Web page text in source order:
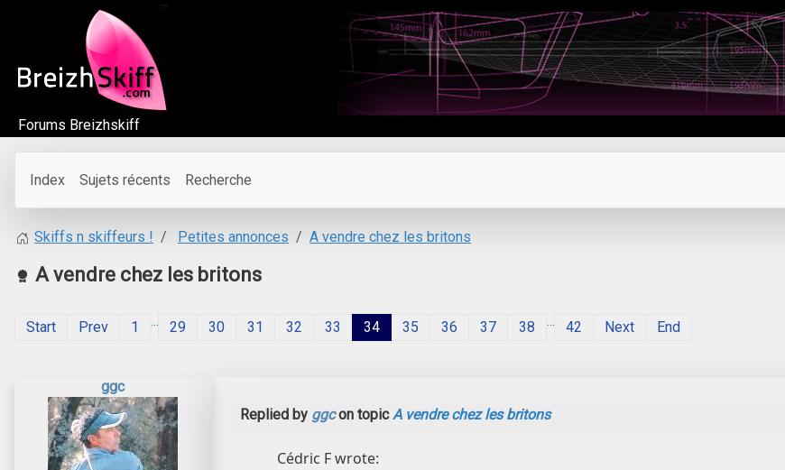
Forums Breizhskiff
Index Sujets récents Recherche
Skiffs n skiffeurs ! Petites annonces A vendre chez les britons
A vendre chez les britons
Start Prev 1 ... 29 30 31 32 33 34 35 36 37 38 ... 42 Next End
ggc
Replied by ggcon topicA vendre chez les britons
Cédric F wrote: